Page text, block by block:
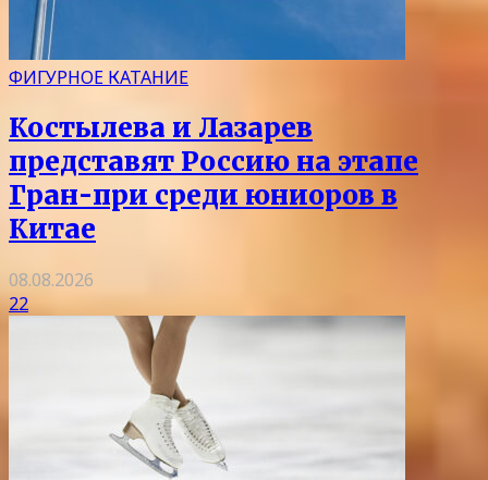
ФИГУРНОЕ КАТАНИЕ
Костылева и Лазарев
представят Россию на этапе
Гран-при среди юниоров в
Китае
08.08.2026
22